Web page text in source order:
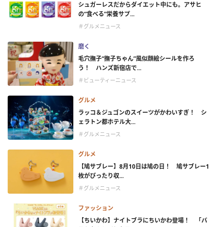
シュガーレスだからダイエット中にも。アサヒ
の“食べる”栄養サプ...
＃グルメニュース
磨く
毛穴撫子“撫子ちゃん”風似顔絵シールを作ろ
う！ ハンズ新宿店で...
＃ビューティーニュース
グルメ
ラッコ＆ジュゴンのスイーツがかわいすぎ！ シ
ェラトン都ホテル大...
＃グルメニュース
グルメ
【鳩サブレー】8月10日は鳩の日！ 鳩サブレー1
枚がぴったり収...
＃グルメニュース
ファッション
【ちいかわ】ナイトブラにちいかわ登場！ 「バ